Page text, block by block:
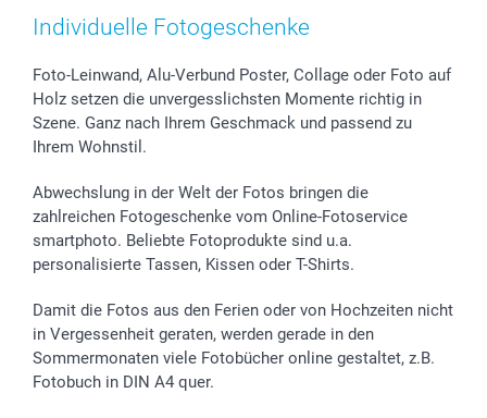
Zubehör & Material
Foto-Kalender & Agenden
Sticker & Etiketten
Geschenk-Gutscheine (PDF)
AGB
Presse
Partnerprogramme
Investor Relations
B2B smartbusiness
Widerrufsrecht
Muttertag
Kommunion & Konfirmation
Hochzeit
Geburtstag
Geburt
Zu allen Anlässen
Preise und Versandkosten
48h Lieferung
Zahlungsmöglichkeiten
Anmelden /Registrieren
Sitemap
Status der Bestellung
smartfriends
smartgarantie
smartbonus
Individuelle Fotogeschenke
Foto-Leinwand, Alu-Verbund Poster, Collage oder Foto auf
Holz setzen die unvergesslichsten Momente richtig in
Szene. Ganz nach Ihrem Geschmack und passend zu
Ihrem Wohnstil.
Abwechslung in der Welt der Fotos bringen die
zahlreichen Fotogeschenke vom Online-Fotoservice
smartphoto. Beliebte Fotoprodukte sind u.a.
personalisierte Tassen, Kissen oder T-Shirts.
Damit die Fotos aus den Ferien oder von Hochzeiten nicht
in Vergessenheit geraten, werden gerade in den
Sommermonaten viele Fotobücher online gestaltet, z.B.
Fotobuch in DIN A4 quer.